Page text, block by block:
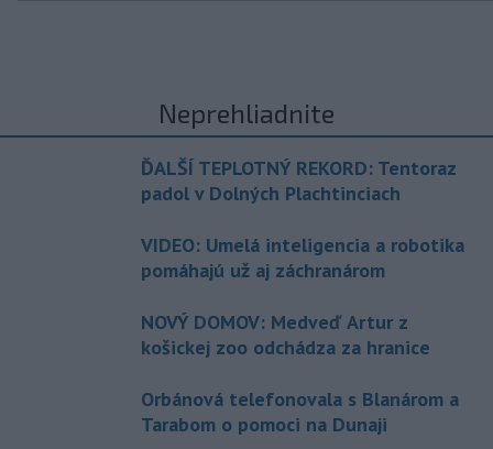
Neprehliadnite
ĎALŠÍ TEPLOTNÝ REKORD: Tentoraz
padol v Dolných Plachtinciach
VIDEO: Umelá inteligencia a robotika
pomáhajú už aj záchranárom
NOVÝ DOMOV: Medveď Artur z
košickej zoo odchádza za hranice
Orbánová telefonovala s Blanárom a
Tarabom o pomoci na Dunaji